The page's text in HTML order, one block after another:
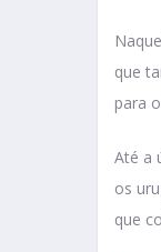
que
para
Até a
os
que